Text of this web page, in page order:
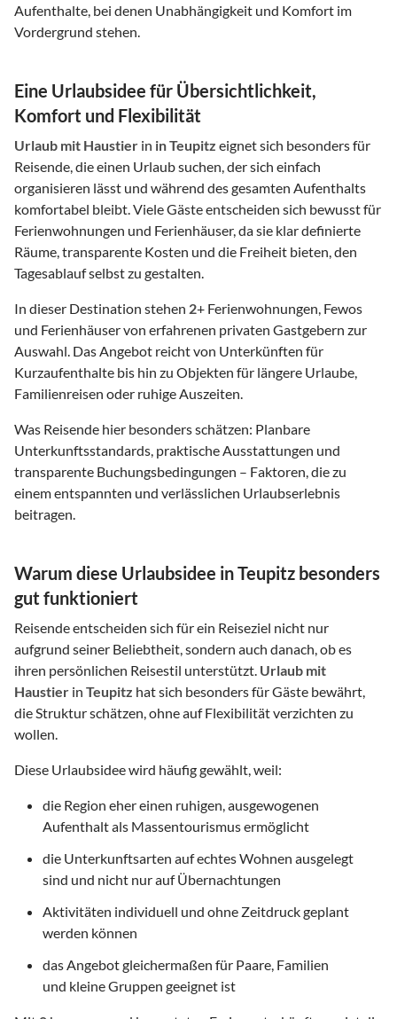
Aufenthalte, bei denen Unabhängigkeit und Komfort im
Vordergrund stehen.
Eine Urlaubsidee für Übersichtlichkeit,
Komfort und Flexibilität
Urlaub mit Haustier in in Teupitz eignet sich besonders für
Reisende, die einen Urlaub suchen, der sich einfach
organisieren lässt und während des gesamten Aufenthalts
komfortabel bleibt. Viele Gäste entscheiden sich bewusst für
Ferienwohnungen und Ferienhäuser, da sie klar definierte
Räume, transparente Kosten und die Freiheit bieten, den
Tagesablauf selbst zu gestalten.
In dieser Destination stehen 2+ Ferienwohnungen, Fewos
und Ferienhäuser von erfahrenen privaten Gastgebern zur
Auswahl. Das Angebot reicht von Unterkünften für
Kurzaufenthalte bis hin zu Objekten für längere Urlaube,
Familienreisen oder ruhige Auszeiten.
Was Reisende hier besonders schätzen: Planbare
Unterkunftsstandards, praktische Ausstattungen und
transparente Buchungsbedingungen – Faktoren, die zu
einem entspannten und verlässlichen Urlaubserlebnis
beitragen.
Warum diese Urlaubsidee in Teupitz besonders
gut funktioniert
Reisende entscheiden sich für ein Reiseziel nicht nur
aufgrund seiner Beliebtheit, sondern auch danach, ob es
ihren persönlichen Reisestil unterstützt. Urlaub mit
Haustier in Teupitz hat sich besonders für Gäste bewährt,
die Struktur schätzen, ohne auf Flexibilität verzichten zu
wollen.
Diese Urlaubsidee wird häufig gewählt, weil:
die Region eher einen ruhigen, ausgewogenen
Aufenthalt als Massentourismus ermöglicht
die Unterkunftsarten auf echtes Wohnen ausgelegt
sind und nicht nur auf Übernachtungen
Aktivitäten individuell und ohne Zeitdruck geplant
werden können
das Angebot gleichermaßen für Paare, Familien
und kleine Gruppen geeignet ist